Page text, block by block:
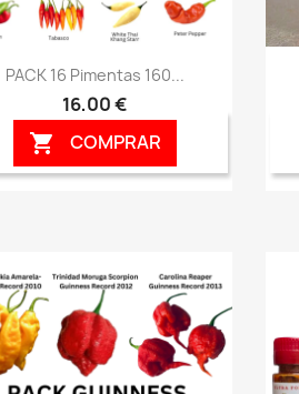
Vista rápida
PACK 16 Pimentas 160...
16,00 €
 COMPRAR